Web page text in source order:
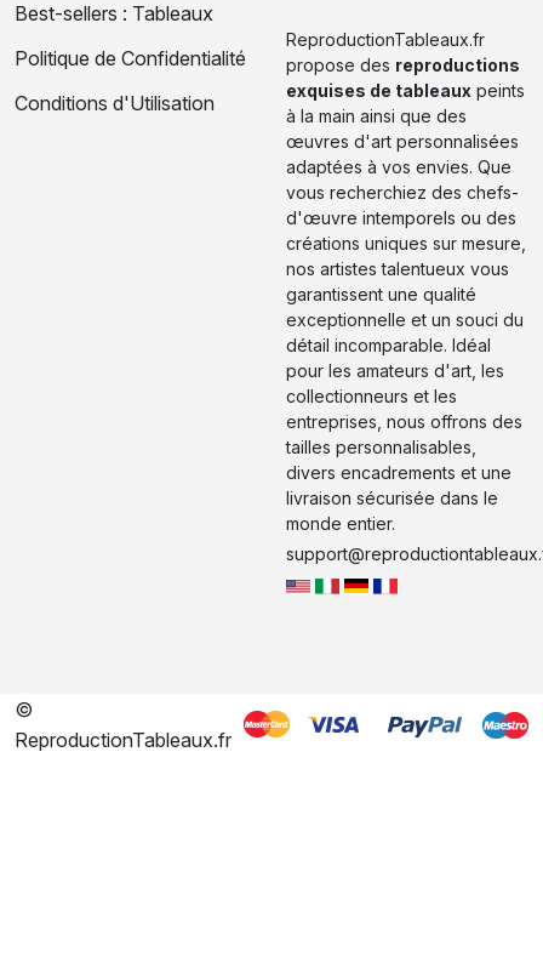
Best-sellers : Tableaux
Politique de Confidentialité
Conditions d'Utilisation
ReproductionTableaux.fr
propose des reproductions
exquises de tableaux peints
à la main ainsi que des
œuvres d'art personnalisées
adaptées à vos envies. Que
vous recherchiez des chefs-
d'œuvre intemporels ou des
créations uniques sur mesure,
nos artistes talentueux vous
garantissent une qualité
exceptionnelle et un souci du
détail incomparable. Idéal
pour les amateurs d'art, les
collectionneurs et les
entreprises, nous offrons des
tailles personnalisables,
divers encadrements et une
livraison sécurisée dans le
monde entier.
©
ReproductionTableaux.fr